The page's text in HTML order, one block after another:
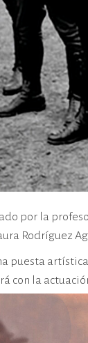
por la
Rodríguez
puesta
con la